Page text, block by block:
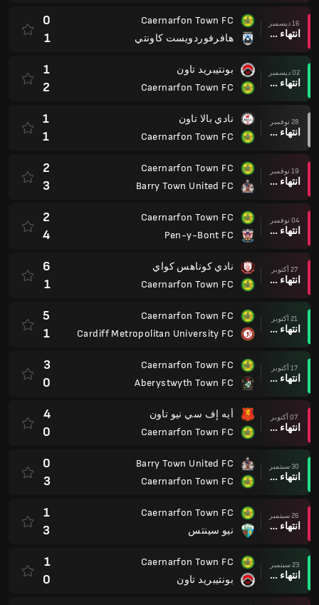
16 ديسمبر
انتهاء وقت المباراة
Caernarfon Town FC
هافرفوردويست كاونتي
0
1
02 ديسمبر
انتهاء وقت المباراة
بونتيبريد تاون
Caernarfon Town FC
1
2
28 نوفمبر
انتهاء وقت المباراة
نادي بالا تاون
Caernarfon Town FC
1
1
19 نوفمبر
انتهاء وقت المباراة
Caernarfon Town FC
Barry Town United FC
2
3
04 نوفمبر
انتهاء وقت المباراة
Caernarfon Town FC
Pen-y-Bont FC
2
4
27 أكتوبر
انتهاء وقت المباراة
نادي كوناهس كواي
Caernarfon Town FC
6
1
21 أكتوبر
انتهاء وقت المباراة
Caernarfon Town FC
Cardiff Metropolitan University FC
5
1
17 أكتوبر
انتهاء وقت المباراة
Caernarfon Town FC
Aberystwyth Town FC
3
0
07 أكتوبر
انتهاء وقت المباراة
أيه إف سي نيو تاون
Caernarfon Town FC
4
0
30 سبتمبر
انتهاء وقت المباراة
Barry Town United FC
Caernarfon Town FC
0
3
26 سبتمبر
انتهاء وقت المباراة
Caernarfon Town FC
نيو سينتس
1
3
23 سبتمبر
انتهاء وقت المباراة
Caernarfon Town FC
بونتيبريد تاون
1
0